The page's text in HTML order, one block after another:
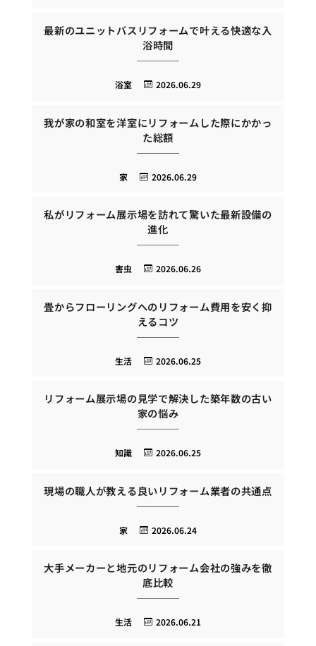
最新のユニットバスリフォームで叶える快適な入
浴時間
2026.06.29
浴室
我が家の和室を洋室にリフォームした際にかかっ
た総額
2026.06.29
家
私がリフォーム展示場を訪れて驚いた最新設備の
進化
2026.06.26
害虫
畳からフローリングへのリフォーム費用を安く抑
えるコツ
2026.06.25
生活
リフォーム展示場の見学で解決した築年数の古い
家の悩み
2026.06.25
知識
現場の職人が教える良いリフォーム業者の共通点
2026.06.24
家
大手メーカーと地元のリフォーム会社の強みを徹
底比較
2026.06.21
生活